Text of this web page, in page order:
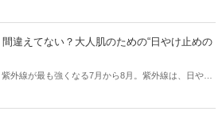
てきた」などのお悩み別に、夏の着痩せコーデをご紹
違えてない？大人肌のための“日やけ止めの
外線が最も強くなる7月から8月。紫外線は、日や